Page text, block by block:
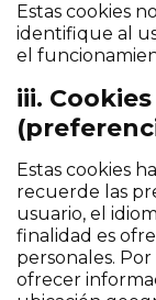
Estas cookies
identifique al
el
iii.
Estas cookies
recuerde las
usuario, el
finalidad es
personales.
ofrecer